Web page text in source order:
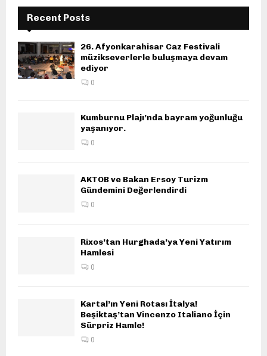
Recent Posts
26. Afyonkarahisar Caz Festivali
müzikseverlerle buluşmaya devam
ediyor
0
Kumburnu Plajı’nda bayram yoğunluğu
yaşanıyor.
0
AKTOB ve Bakan Ersoy Turizm
Gündemini Değerlendirdi
0
Rixos’tan Hurghada’ya Yeni Yatırım
Hamlesi
0
Kartal’ın Yeni Rotası İtalya!
Beşiktaş’tan Vincenzo Italiano İçin
Sürpriz Hamle!
0